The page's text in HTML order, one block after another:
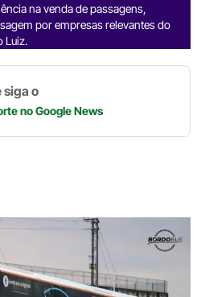
na venda de passagens,
por empresas relevantes do
Luiz.
siga o
no Google News